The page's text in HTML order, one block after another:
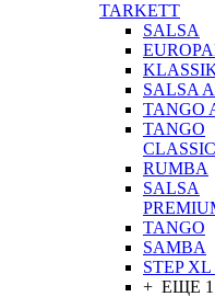
TARKETT
SALSA
SALSA
TANGO
TANGO
CLASSIC
RUMBA
SALSA
TANGO
SAMBA
STEP
+ ЕЩЕ 1